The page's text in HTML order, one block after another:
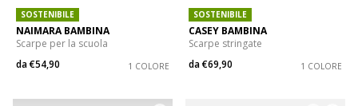
SOSTENIBILE
NAIMARA BAMBINA
Scarpe per la scuola
da€54,90 1 COLORE
SOSTENIBILE
CASEY BAMBINA
Scarpe stringate
da€69,90 1 COLORE